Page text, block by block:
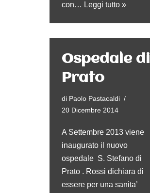
con… Leggi tutto »
Ospedale di
Prato
di Paolo Pastacaldi
20 Dicembre 2014
A Settembre 2013 viene
inaugurato il nuovo
ospedale S. Stefano di
Prato . Rossi dichiara di
essere per una sanita’